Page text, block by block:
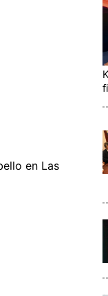
en Las